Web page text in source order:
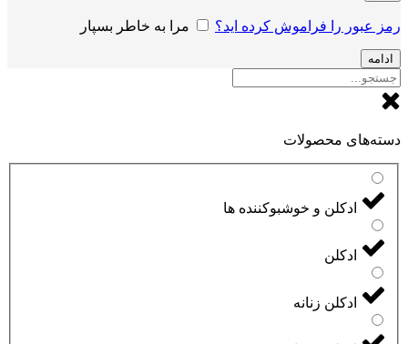
رمز عبور را فراموش کرده اید؟ مرا به خاطر بسپار
ادامه
دسته‌های محصولات
ادکلن و خوشبوکننده ها
ادکلن
ادکلن زنانه